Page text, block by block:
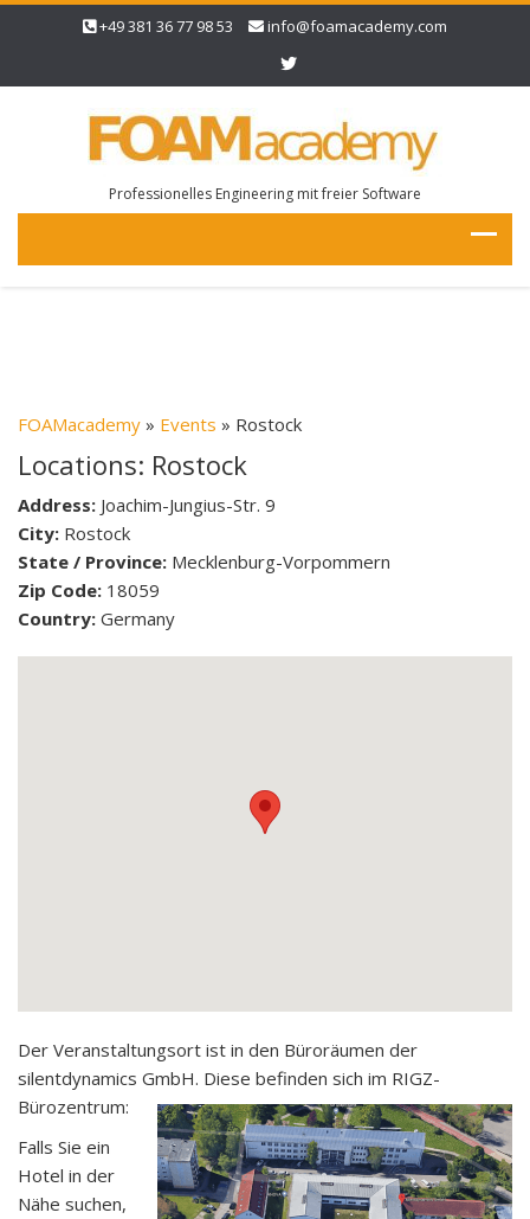
+49 381 36 77 98 53 info@foamacademy.com
Professionelles Engineering mit freier Software
FOAMacademy » Events » Rostock
Locations: Rostock
Address: Joachim-Jungius-Str. 9
City: Rostock
State / Province: Mecklenburg-Vorpommern
Zip Code: 18059
Country: Germany
Der Veranstaltungsort ist in den Büroräumen der
silentdynamics GmbH. Diese befinden sich im RIGZ-
Bürozentrum:
Falls Sie ein
Hotel in der
Nähe suchen,